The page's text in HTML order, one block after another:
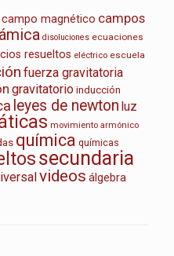
campo magnético campos
disoluciones ecuaciones
resueltos eléctrico escuela
fuerza gravitatoria
gravitatorio inducción
leyes de newton luz
movimiento armónico
química químicas
secundaria
videos álgebra